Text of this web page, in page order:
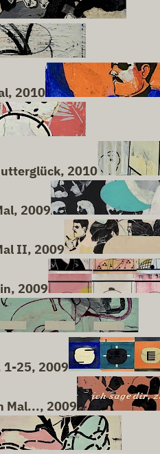
2010
2010
2009
II, 2009
2009
1-25, 2009
Mal..., 2009